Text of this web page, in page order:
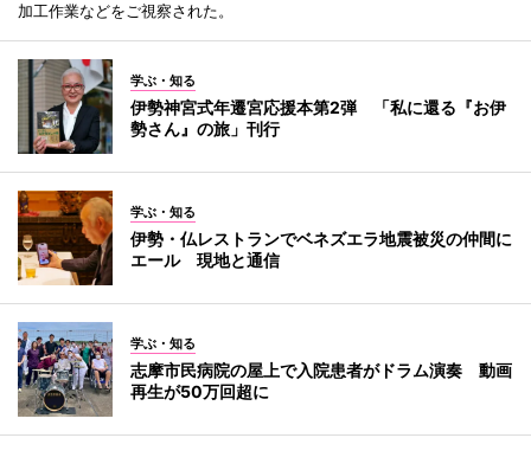
加工作業などをご視察された。
学ぶ・知る
伊勢神宮式年遷宮応援本第2弾 「私に還る『お伊
勢さん』の旅」刊行
学ぶ・知る
伊勢・仏レストランでベネズエラ地震被災の仲間に
エール 現地と通信
学ぶ・知る
志摩市民病院の屋上で入院患者がドラム演奏 動画
再生が50万回超に